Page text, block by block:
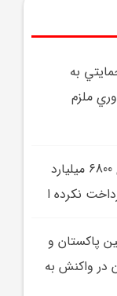
به
ملزم
ديوان محاسبات اعلام کردبانک مرکزي 6800‌ ميليارد
نکرده ا
پاکستان و
در واکنش به